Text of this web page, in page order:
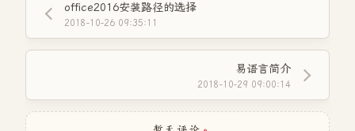
office2016安装路径的选择
2018-10-26 09:35:11
易语言简介
2018-10-29 09:00:14